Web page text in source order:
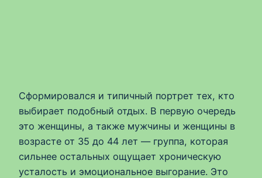
Сформировался и типичный портрет тех, кто
выбирает подобный отдых. В первую очередь
это женщины, а также мужчины и женщины в
возрасте от 35 до 44 лет — группа, которая
сильнее остальных ощущает хроническую
усталость и эмоциональное выгорание. Это